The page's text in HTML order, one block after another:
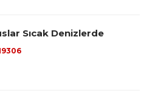
Sıcak Denizlerde